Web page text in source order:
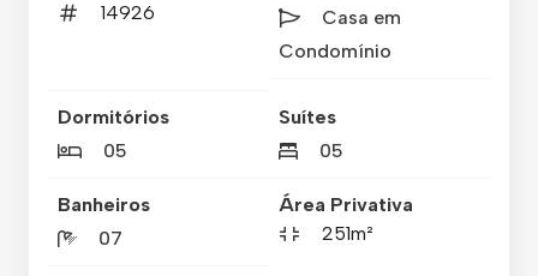
14926
Casa em
Condomínio
Dormitórios
05
Suítes
05
Banheiros
07
Área Privativa
251m²